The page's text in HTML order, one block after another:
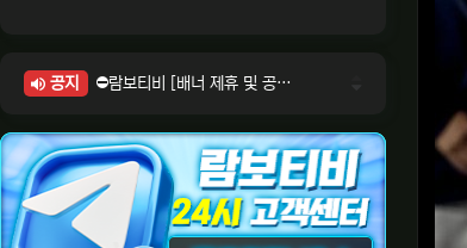
공지
⛔람보티비 [배너 제휴 및 공식 입점 문의 안내]
⛔람보티비 [정회원 등급UP! 안내사항]
⛔람보티비 [채팅방 이용시 주의사항]
⛔람보티비 [공식보증업체 안내]